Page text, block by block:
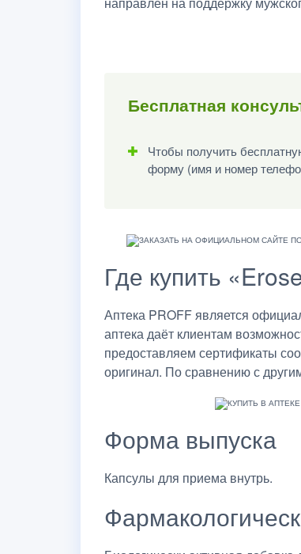
Бесплатная
Чтобы получить
форму (имя и номер
Где купить
Аптека PROFF является
аптека даёт клиентам
предоставляем сертификаты
оригинал. По сравнению с
Форма выпуска
Капсулы для приема внутрь.